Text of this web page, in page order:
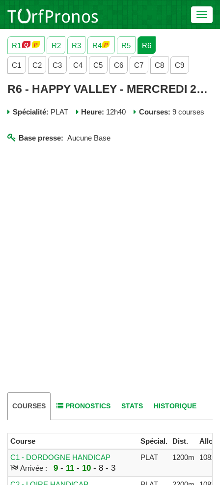
R1
R2 R3 R4 R5 R6
C1 C2 C3 C4 C5 C6 C7 C8 C9
R6 - HAPPY VALLEY - MERCREDI 27 MAI 2026
Spécialité: PLAT Heure: 12h40 Courses: 9 courses
Base presse: Aucune Base
COURSES PRONOSTICS STATS HISTORIQUE
Course Spécial. Dist.
Alloc.
C1 - DORDOGNE HANDICAP
Arrivée :
9- 11 - 10- 8 - 3
PLAT 1200m